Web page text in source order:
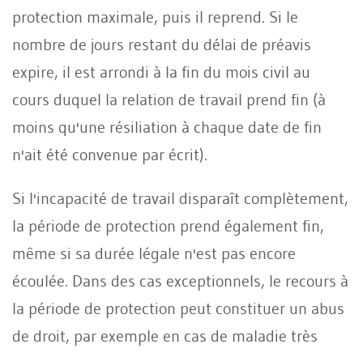
protection maximale, puis il reprend. Si le
nombre de jours restant du délai de préavis
expire, il est arrondi à la fin du mois civil au
cours duquel la relation de travail prend fin (à
moins qu'une résiliation à chaque date de fin
n'ait été convenue par écrit).
Si l'incapacité de travail disparaît complètement,
la période de protection prend également fin,
même si sa durée légale n'est pas encore
écoulée. Dans des cas exceptionnels, le recours à
la période de protection peut constituer un abus
de droit, par exemple en cas de maladie très